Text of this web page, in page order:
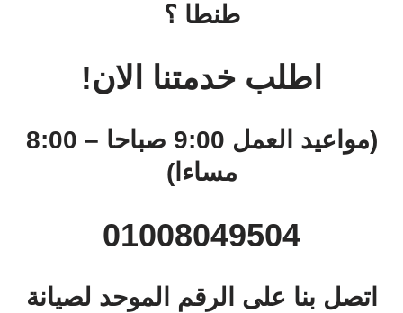
طنطا ؟
اطلب خدمتنا الان!
(مواعيد العمل 9:00 صباحا – 8:00
مساءا)
01008049504
اتصل بنا على الرقم الموحد لصيانة